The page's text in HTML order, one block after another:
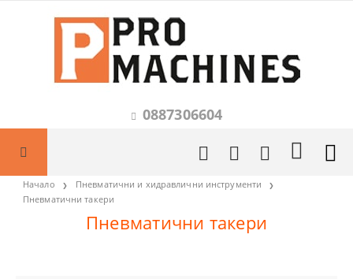
0887306604
Начало
Пневматични и хидравлични инструменти
Пневматични такери
Пневматични такери